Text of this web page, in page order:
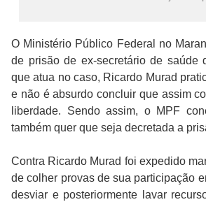
O Ministério Público Federal no
de prisão de ex-secretário de saúde
que atua no caso, Ricardo Murad
e não é absurdo concluir que assim
liberdade. Sendo assim, o MPF
também quer que seja decretada a
Contra Ricardo Murad foi expedido
de colher provas de sua participação
desviar e posteriormente lavar